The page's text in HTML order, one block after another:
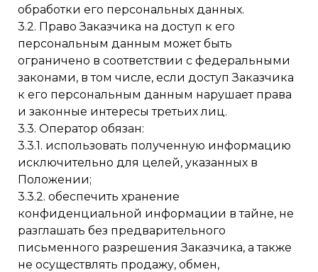
обработки его персональных данных.
3.2. Право Заказчика на доступ к его
персональным данным может быть
ограничено в соответствии с федеральными
законами, в том числе, если доступ Заказчика
к его персональным данным нарушает права
и законные интересы третьих лиц.
3.3. Оператор обязан:
3.3.1. использовать полученную информацию
исключительно для целей, указанных в
Положении;
3.3.2. обеспечить хранение
конфиденциальной информации в тайне, не
разглашать без предварительного
письменного разрешения Заказчика, а также
не осуществлять продажу, обмен,